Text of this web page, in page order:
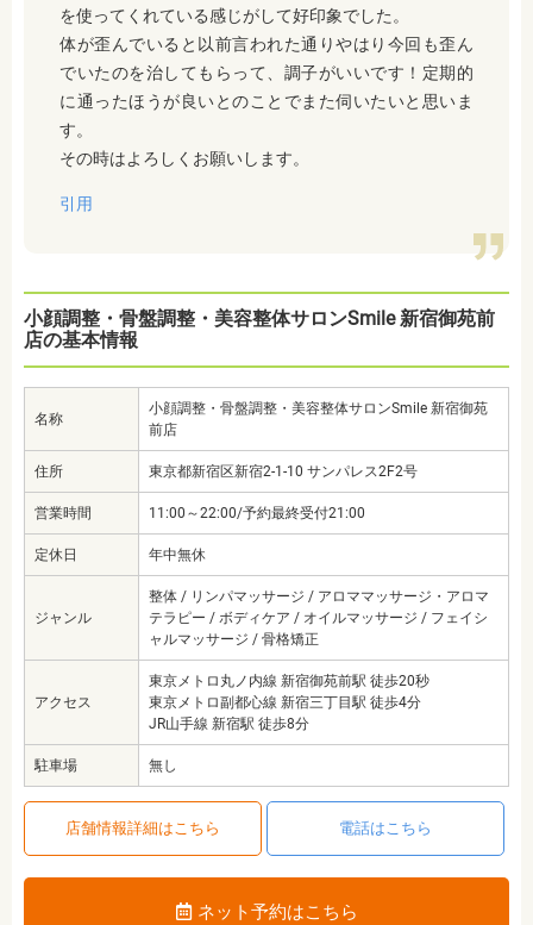
を使ってくれている感じがして好印象でした。
体が歪んでいると以前言われた通りやはり今回も歪ん
でいたのを治してもらって、調子がいいです！定期的
に通ったほうが良いとのことでまた伺いたいと思いま
す。
その時はよろしくお願いします。
引用
小顔調整・骨盤調整・美容整体サロンSmile 新宿御苑前
店の基本情報
名称
小顔調整・骨盤調整・美容整体サロンSmile 新宿御苑
前店
住所 東京都新宿区新宿2-1-10 サンパレス2F2号
営業時間 11:00～22:00/予約最終受付21:00
定休日 年中無休
ジャンル
整体 / リンパマッサージ / アロママッサージ・アロマ
テラピー / ボディケア / オイルマッサージ / フェイシ
ャルマッサージ / 骨格矯正
アクセス
東京メトロ丸ノ内線 新宿御苑前駅 徒歩20秒
東京メトロ副都心線 新宿三丁目駅 徒歩4分
JR山手線 新宿駅 徒歩8分
駐車場 無し
店舗情報詳細はこちら 電話はこちら
ネット予約はこちら